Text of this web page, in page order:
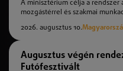
A minisztérium célja a rendszer
mozgástérrel és szakmai
2026. augusztus 10.
Augusztus végén
Futófesztivált